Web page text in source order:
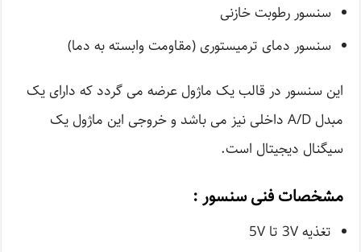
سنسور رطوبت خازنی
سنسور دمای ترمیستوری (مقاومت وابسته به دما)
این سنسور در قالب یک ماژول عرضه می گردد که دارای یک
مبدل A/D داخلی نیز می باشد و خروجی این ماژول یک
سیگنال دیجیتال است.
مشخصات فنی سنسور :
تغذیه 3V تا 5V